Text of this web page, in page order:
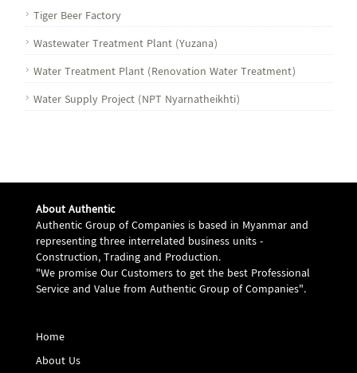
Tiger Beer Factory
Wastewater Treatment Plant (Yuzana)
Water Treatment Plant (Renovation Water Treatment)
Water Supply Project (NPT Nyarnatheikhti)
About Authentic
Authentic Group of Companies is based in Myanmar and
representing three interrelated business units -
Construction, Trading and Production.
"We promise Our Customers to get the best Professional
Service and Value from Authentic Group of Companies".
Home
About Us